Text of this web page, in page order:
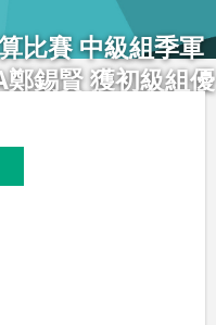
比賽 中級組季軍
錫賢 獲初級組優
鄭錫瑜